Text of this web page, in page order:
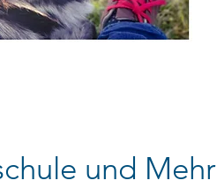
und Mehr